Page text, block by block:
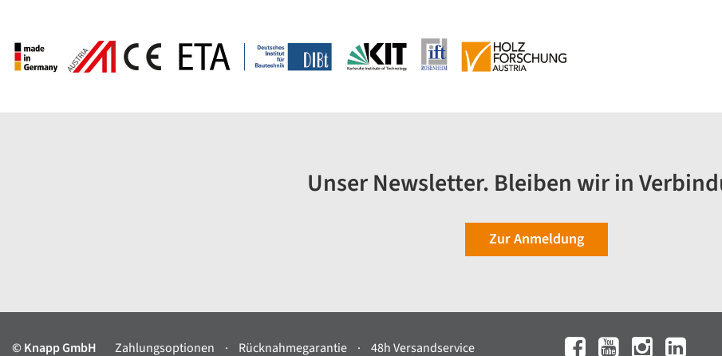
Unser Newsletter. Bleiben wir in
Zur Anmeldung
© Knapp GmbH Zahlungsoptionen Rücknahmegarantie 48h Versandservice